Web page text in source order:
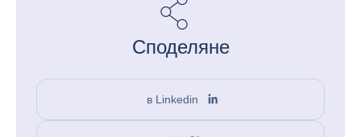
Споделяне
в Linkedin